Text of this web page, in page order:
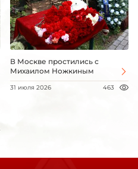
В Москве простились с
Михаилом Ножкиным
31 июля 2026 463